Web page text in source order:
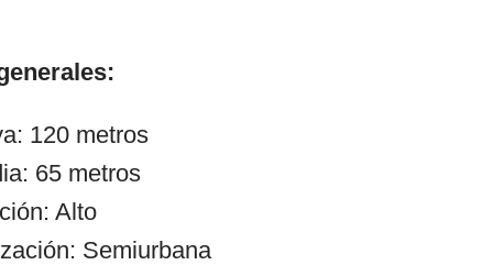
120 metros
65 metros
Alto
Semiurbana